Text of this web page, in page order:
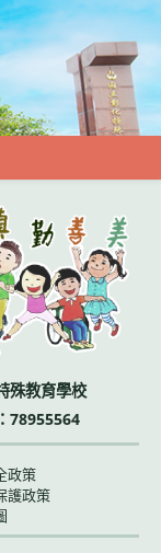
殊教育學校
78955564
政策
護政策